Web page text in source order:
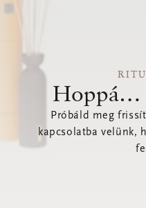
Hoppá…
Próbáld meg
kapcsolatba velünk,